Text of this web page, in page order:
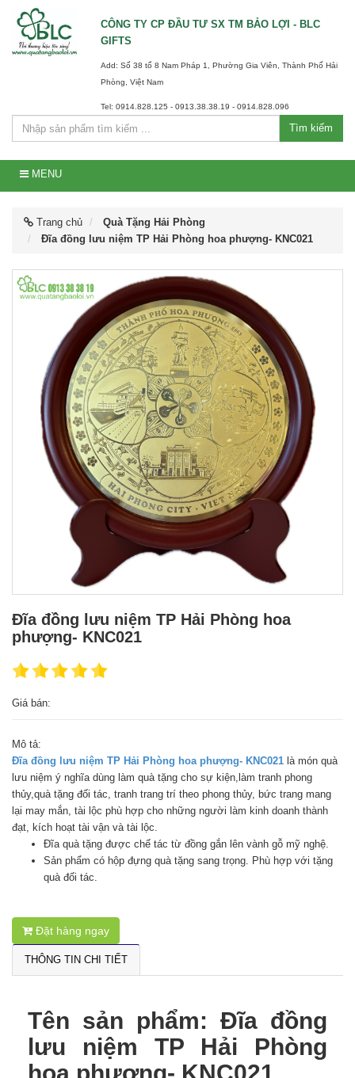
CÔNG TY CP ĐẦU TƯ SX TM BẢO LỢI - BLC
GIFTS
Add: Số 38 tổ 8 Nam Pháp 1, Phường Gia Viên, Thành Phố Hải
Phòng, Việt Nam
Tel: 0914.828.125 - 0913.38.38.19 - 0914.828.096
Tìm kiếm
MENU
Trang chủ
Quà Tặng Hải Phòng
Đĩa đồng lưu niệm TP Hải Phòng hoa phượng- KNC021
Đĩa đồng lưu niệm TP Hải Phòng hoa
phượng- KNC021
Giá bán:
Mô tả:
Đĩa đồng lưu niệm TP Hải Phòng hoa phượng- KNC021 là món quà
lưu niệm ý nghĩa dùng làm quà tặng cho sự kiện,làm tranh phong
thủy,quà tặng đối tác, tranh trang trí theo phong thủy, bức trang mang
lại may mắn, tài lộc phù hợp cho những người làm kinh doanh thành
đạt, kích hoạt tài vận và tài lộc.
Đĩa quà tặng được chế tác từ đồng gắn lên vành gỗ mỹ nghệ.
Sản phẩm có hộp đựng quà tặng sang trọng. Phù hợp với tặng
quà đối tác.
Đặt hàng ngay
THÔNG TIN CHI TIẾT
Tên sản phẩm: Đĩa đồng
lưu niệm TP Hải Phòng